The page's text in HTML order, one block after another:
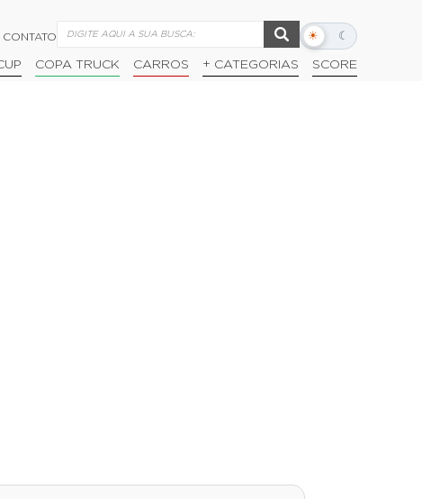
CONTATO ☀ ☾
Alternar
escuro
COPA TRUCK CARROS + CATEGORIAS SCORE